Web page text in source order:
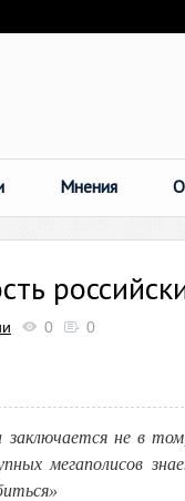
Мнения
0 0
заключается не в
мегаполисов
»